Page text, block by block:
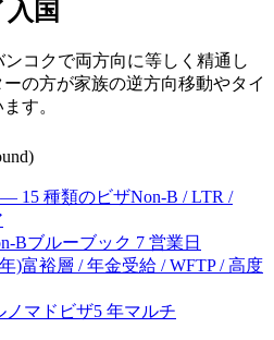
国
ンコクで両方向に等しく精通し
の方が家族の逆方向移動やタイ
す。
15 種類のビザNon-B / LTR /
Bブルーブック 7 営業日
)富裕層 / 年金受給 / WFTP / 高度
ノマドビザ5 年マルチ